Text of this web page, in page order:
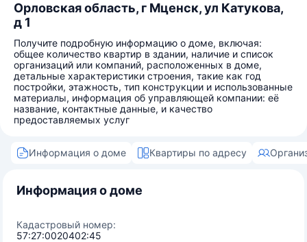
Орловская область, г Мценск, ул Катукова,
д 1
Получите подробную информацию о доме, включая:
общее количество квартир в здании, наличие и список
организаций или компаний, расположенных в доме,
детальные характеристики строения, такие как год
постройки, этажность, тип конструкции и использованные
материалы, информация об управляющей компании: её
название, контактные данные, и качество
предоставляемых услуг
Информация о доме Квартиры по адресу
Информация о доме
Кадастровый номер:
57:27:0020402:45